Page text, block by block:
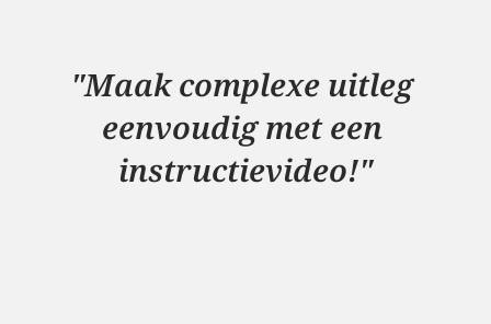
"Maak complexe uitleg
eenvoudig met een
instructievideo!"